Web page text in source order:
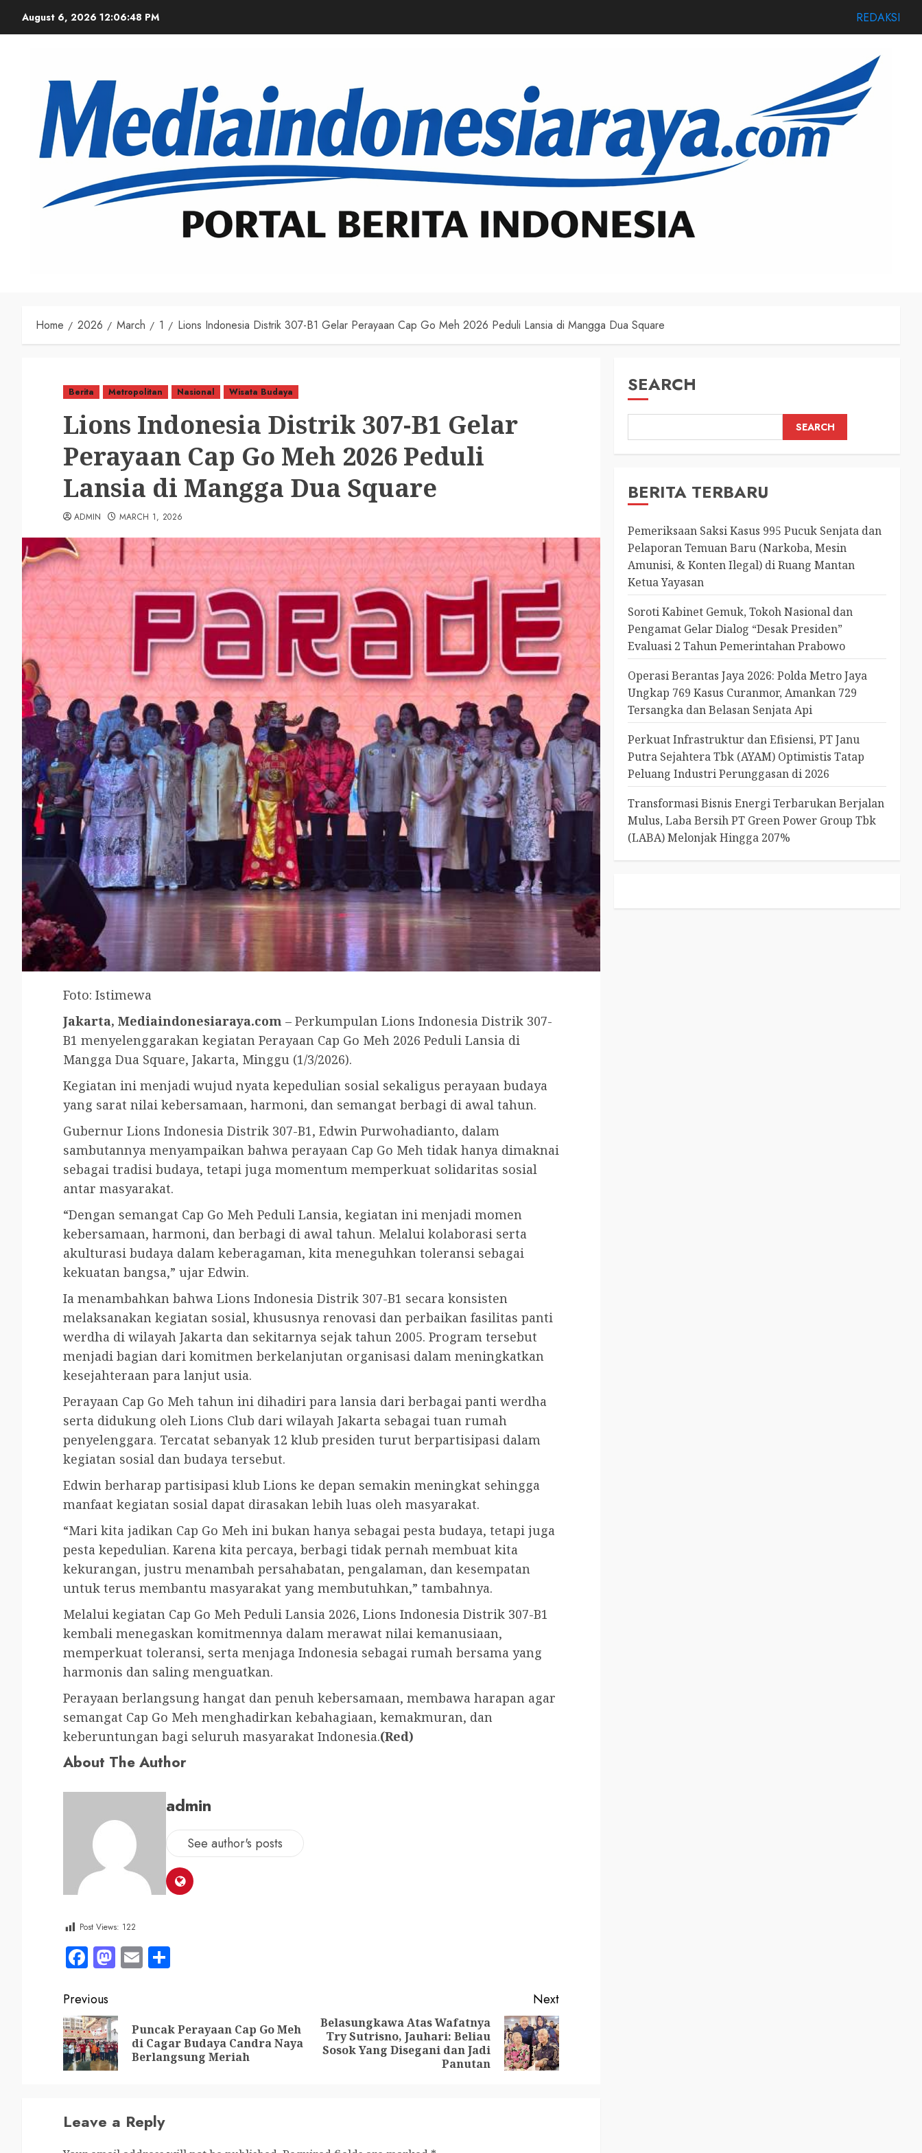
August 6, 2026 12:06:50 PM REDAKSI
Home 2026 March 1 Lions Indonesia Distrik 307-B1 Gelar Perayaan Cap Go Meh 2026 Peduli Lansia di Mangga Dua Square
Berita Metropolitan Nasional Wisata Budaya
Lions Indonesia Distrik 307-B1 Gelar
Perayaan Cap Go Meh 2026 Peduli
Lansia di Mangga Dua Square
ADMIN MARCH 1, 2026
Foto: Istimewa
Jakarta, Mediaindonesiaraya.com – Perkumpulan Lions Indonesia Distrik 307-
B1 menyelenggarakan kegiatan Perayaan Cap Go Meh 2026 Peduli Lansia di
Mangga Dua Square, Jakarta, Minggu (1/3/2026).
Kegiatan ini menjadi wujud nyata kepedulian sosial sekaligus perayaan budaya
yang sarat nilai kebersamaan, harmoni, dan semangat berbagi di awal tahun.
Gubernur Lions Indonesia Distrik 307-B1, Edwin Purwohadianto, dalam
sambutannya menyampaikan bahwa perayaan Cap Go Meh tidak hanya dimaknai
sebagai tradisi budaya, tetapi juga momentum memperkuat solidaritas sosial
antar masyarakat.
“Dengan semangat Cap Go Meh Peduli Lansia, kegiatan ini menjadi momen
kebersamaan, harmoni, dan berbagi di awal tahun. Melalui kolaborasi serta
akulturasi budaya dalam keberagaman, kita meneguhkan toleransi sebagai
kekuatan bangsa,” ujar Edwin.
Ia menambahkan bahwa Lions Indonesia Distrik 307-B1 secara konsisten
melaksanakan kegiatan sosial, khususnya renovasi dan perbaikan fasilitas panti
werdha di wilayah Jakarta dan sekitarnya sejak tahun 2005. Program tersebut
menjadi bagian dari komitmen berkelanjutan organisasi dalam meningkatkan
kesejahteraan para lanjut usia.
Perayaan Cap Go Meh tahun ini dihadiri para lansia dari berbagai panti werdha
serta didukung oleh Lions Club dari wilayah Jakarta sebagai tuan rumah
penyelenggara. Tercatat sebanyak 12 klub presiden turut berpartisipasi dalam
kegiatan sosial dan budaya tersebut.
Edwin berharap partisipasi klub Lions ke depan semakin meningkat sehingga
manfaat kegiatan sosial dapat dirasakan lebih luas oleh masyarakat.
“Mari kita jadikan Cap Go Meh ini bukan hanya sebagai pesta budaya, tetapi juga
pesta kepedulian. Karena kita percaya, berbagi tidak pernah membuat kita
kekurangan, justru menambah persahabatan, pengalaman, dan kesempatan
untuk terus membantu masyarakat yang membutuhkan,” tambahnya.
Melalui kegiatan Cap Go Meh Peduli Lansia 2026, Lions Indonesia Distrik 307-B1
kembali menegaskan komitmennya dalam merawat nilai kemanusiaan,
memperkuat toleransi, serta menjaga Indonesia sebagai rumah bersama yang
harmonis dan saling menguatkan.
Perayaan berlangsung hangat dan penuh kebersamaan, membawa harapan agar
semangat Cap Go Meh menghadirkan kebahagiaan, kemakmuran, dan
keberuntungan bagi seluruh masyarakat Indonesia.(Red)
About The Author
admin
See author's posts
Post Views: 122
Facebook
Mastodon
Email
Previous
Puncak Perayaan Cap Go Meh
di Cagar Budaya Candra Naya
Berlangsung Meriah
Next
Belasungkawa Atas Wafatnya
Try Sutrisno, Jauhari: Beliau
Sosok Yang Disegani dan Jadi
Panutan
Leave a Reply
SEARCH
SEARCH
BERITA TERBARU
Pemeriksaan Saksi Kasus 995 Pucuk Senjata dan
Pelaporan Temuan Baru (Narkoba, Mesin
Amunisi, & Konten Ilegal) di Ruang Mantan
Ketua Yayasan
Soroti Kabinet Gemuk, Tokoh Nasional dan
Pengamat Gelar Dialog “Desak Presiden”
Evaluasi 2 Tahun Pemerintahan Prabowo
Operasi Berantas Jaya 2026: Polda Metro Jaya
Ungkap 769 Kasus Curanmor, Amankan 729
Tersangka dan Belasan Senjata Api
Perkuat Infrastruktur dan Efisiensi, PT Janu
Putra Sejahtera Tbk (AYAM) Optimistis Tatap
Peluang Industri Perunggasan di 2026
Transformasi Bisnis Energi Terbarukan Berjalan
Mulus, Laba Bersih PT Green Power Group Tbk
(LABA) Melonjak Hingga 207%